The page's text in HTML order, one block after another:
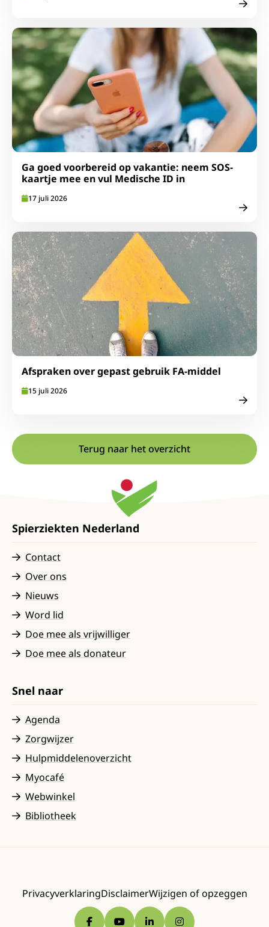
Ga goed voorbereid op vakantie: neem SOS-
kaartje mee en vul Medische ID in
17 juli 2026
Lees meer over Ga goed voorbereid op vakantie: neem
Afspraken over gepast gebruik FA-middel
15 juli 2026
Lees meer over Afspraken over gepast gebruik FA-
Terug naar het overzicht
Spierziekten Nederland
Contact
Over ons
Nieuws
Word lid
Doe mee als vrijwilliger
Doe mee als donateur
Snel naar
Agenda
Zorgwijzer
Hulpmiddelenoverzicht
Myocafé
Webwinkel
Bibliotheek
PrivacyverklaringDisclaimerWijzigen of opzeggen